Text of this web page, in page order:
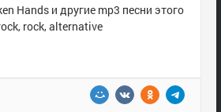
Hands и другие mp3 песни этого
rock, alternative